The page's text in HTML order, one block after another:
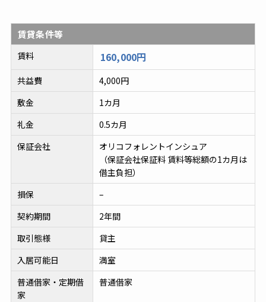
賃貸条件等
賃料 160,000円
共益費
4,000円
敷金
1カ月
礼金
0.5カ月
保証会社
オリコフォレントインシュア
（保証会社保証料 賃料等総額の1カ月は
借主負担）
損保
–
契約期間
2年間
取引態様
貸主
入居可能日
満室
普通借家・定期借
家
普通借家